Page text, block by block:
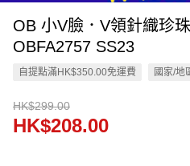
OB 小V臉．V領針織珍
OBFA2757 SS23
自提點滿HK$350.00免運費 國家/地
HK$299.00
HK$208.00